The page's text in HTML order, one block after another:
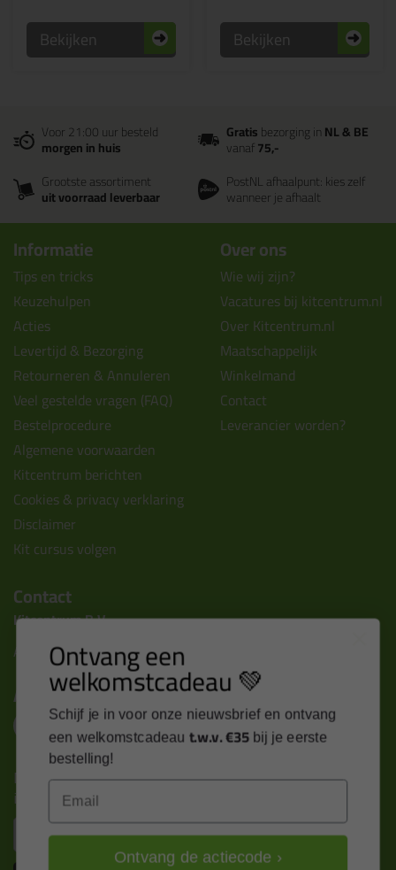
Bekijken Bekijken
Voor 21:00 uur besteld
morgen in huis
Gratisbezorging inNL & BE
vanaf75,-
Grootste assortiment
uit voorraad leverbaar
PostNL afhaalpunt: kies zelf
wanneer je afhaalt
Informatie
Tips en tricks
Keuzehulpen
Acties
Levertijd & Bezorging
Retourneren & Annuleren
Veel gestelde vragen (FAQ)
Bestelprocedure
Algemene voorwaarden
Kitcentrum berichten
Cookies & privacy verklaring
Disclaimer
Kit cursus volgen
Over ons
Wie wij zijn?
Vacatures bij kitcentrum.nl
Over Kitcentrum.nl
Maatschappelijk
Winkelmand
Contact
Leverancier worden?
Contact
Kitcentrum B.V.
Alle contactgegevens >
Altijd op de hoogte blijven?
Nieuws, tips en exclusieve deals rechtstreeks in je
inbox
Ontvang een
welkomstcadeau 💚
Schijf je in voor onze nieuwsbrief en ontvang
een welkomstcadeau t.w.v. €35 bij je eerste
bestelling!
Ontvang de actiecode ›